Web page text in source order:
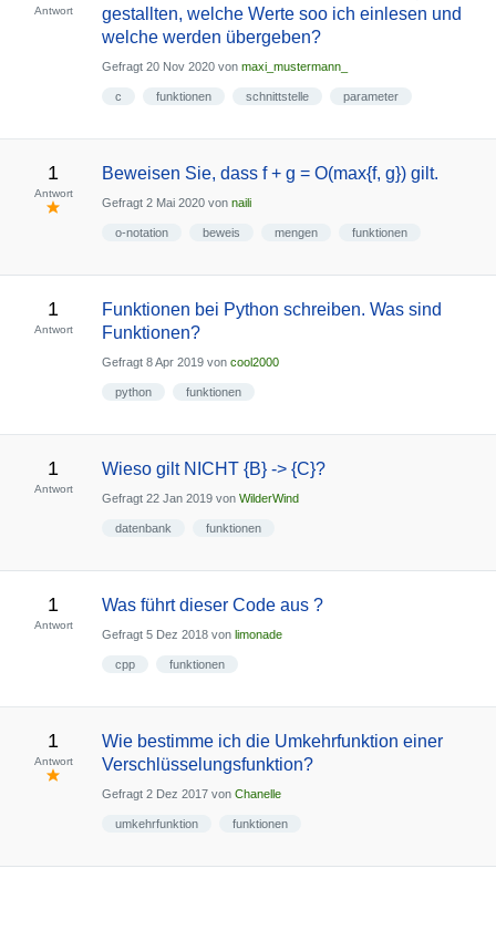
Antwort
gestallten, welche Werte soo ich einlesen und
welche werden übergeben?
Gefragt 20 Nov 2020 von maxi_mustermann_
c funktionen schnittstelle parameter
1
Antwort
Beweisen Sie, dass f + g = O(max{f, g}) gilt.
Gefragt 2 Mai 2020 von naili
o-notation beweis mengen funktionen
1
Antwort
Funktionen bei Python schreiben. Was sind
Funktionen?
Gefragt 8 Apr 2019 von cool2000
python funktionen
1
Antwort
Wieso gilt NICHT {B} -> {C}?
Gefragt 22 Jan 2019 von WilderWind
datenbank funktionen
1
Antwort
Was führt dieser Code aus ?
Gefragt 5 Dez 2018 von limonade
cpp funktionen
1
Antwort
Wie bestimme ich die Umkehrfunktion einer
Verschlüsselungsfunktion?
Gefragt 2 Dez 2017 von Chanelle
umkehrfunktion funktionen